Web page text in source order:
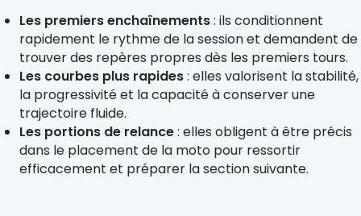
Les premiers enchaînements: ils conditionnent
rapidement le rythme de la session et demandent de
trouver des repères propres dès les premiers tours.
Les courbes plus rapides: elles valorisent la stabilité,
la progressivité et la capacité à conserver une
trajectoire fluide.
Les portions de relance: elles obligent à être précis
dans le placement de la moto pour ressortir
efficacement et préparer la section suivante.